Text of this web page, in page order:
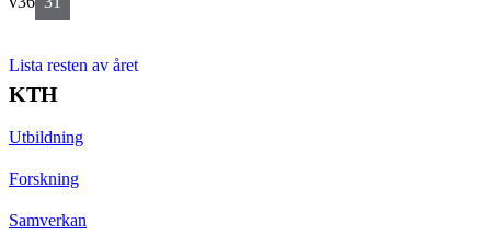
Lista resten av året
KTH
Utbildning
Forskning
Samverkan